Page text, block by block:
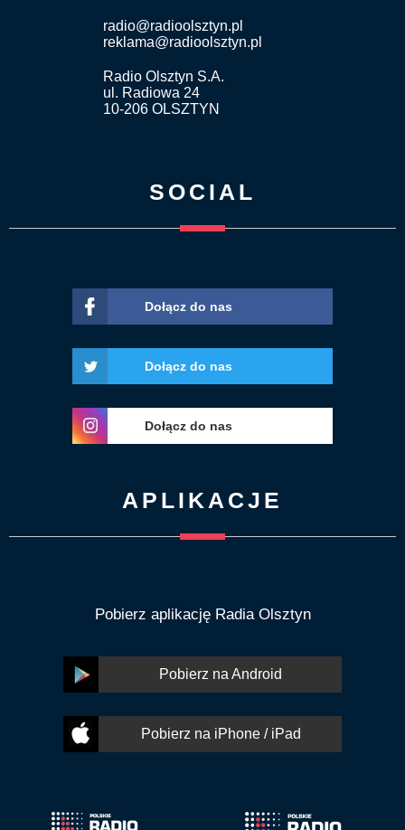
radio@radioolsztyn.pl
reklama@radioolsztyn.pl
Radio Olsztyn S.A.
ul. Radiowa 24
10-206 OLSZTYN
SOCIAL
Dołącz do nas
Dołącz do nas
Dołącz do nas
APLIKACJE
Pobierz aplikację Radia Olsztyn
Pobierz na Android
Pobierz na iPhone / iPad